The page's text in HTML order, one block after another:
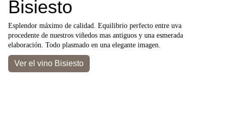
Bisiesto
Esplendor máximo de calidad. Equilibrio perfecto entre uva
procedente de nuestros viñedos mas antiguos y una esmerada
elaboración. Todo plasmado en una elegante imagen.
Ver el vino Bisiesto